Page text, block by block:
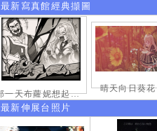
最新寫真館經典擷圖
那一天布蘿妮想起老佛的奶油手
晴天向日葵
最新伸展台照片